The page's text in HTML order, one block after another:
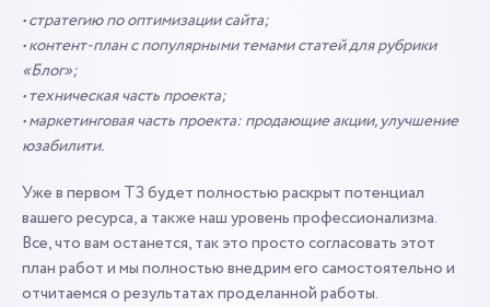
• стратегию по оптимизации сайта;
• контент-план с популярными темами статей для рубрики
«Блог»;
• техническая часть проекта;
• маркетинговая часть проекта: продающие акции, улучшение
юзабилити.
Уже в первом ТЗ будет полностью раскрыт потенциал
вашего ресурса, а также наш уровень профессионализма.
Все, что вам останется, так это просто согласовать этот
план работ и мы полностью внедрим его самостоятельно и
отчитаемся о результатах проделанной работы.